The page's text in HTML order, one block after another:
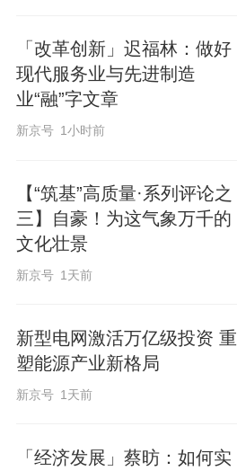
「改革创新」迟福林：做好
现代服务业与先进制造
业“融”字文章
新京号 1小时前
【“筑基”高质量·系列评论之
三】自豪！为这气象万千的
文化壮景
新京号 1天前
新型电网激活万亿级投资 重
塑能源产业新格局
新京号 1天前
「经济发展」蔡昉：如何实